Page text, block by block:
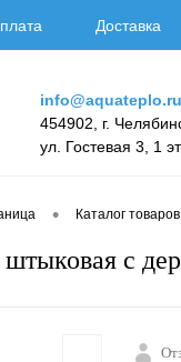
Доставка
info@aquateplo.ru
454902, г.
ул. Гостевая 3, 1
• Каталог товаров
штыковая с